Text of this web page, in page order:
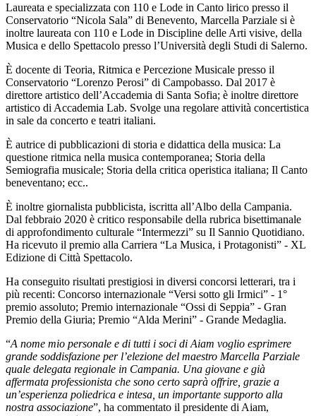
Laureata e specializzata con 110 e Lode in Canto lirico presso il
Conservatorio “Nicola Sala” di Benevento, Marcella Parziale si è
inoltre laureata con 110 e Lode in Discipline delle Arti visive, della
Musica e dello Spettacolo presso l’Università degli Studi di Salerno.
È docente di Teoria, Ritmica e Percezione Musicale presso il
Conservatorio “Lorenzo Perosi” di Campobasso. Dal 2017 è
direttore artistico dell’Accademia di Santa Sofia; è inoltre direttore
artistico di Accademia Lab. Svolge una regolare attività concertistica
in sale da concerto e teatri italiani.
È autrice di pubblicazioni di storia e didattica della musica: La
questione ritmica nella musica contemporanea; Storia della
Semiografia musicale; Storia della critica operistica italiana; Il Canto
beneventano; ecc..
È inoltre giornalista pubblicista, iscritta all’Albo della Campania.
Dal febbraio 2020 è critico responsabile della rubrica bisettimanale
di approfondimento culturale “Intermezzi” su Il Sannio Quotidiano.
Ha ricevuto il premio alla Carriera “La Musica, i Protagonisti” - XL
Edizione di Città Spettacolo.
Ha conseguito risultati prestigiosi in diversi concorsi letterari, tra i
più recenti: Concorso internazionale “Versi sotto gli Irmici” - 1°
premio assoluto; Premio internazionale “Ossi di Seppia” - Gran
Premio della Giuria; Premio “Alda Merini” - Grande Medaglia.
“A nome mio personale e di tutti i soci di Aiam voglio esprimere
grande soddisfazione per l’elezione del maestro Marcella Parziale
quale delegata regionale in Campania. Una giovane e già
affermata professionista che sono certo saprà offrire, grazie a
un’esperienza poliedrica e intesa, un importante supporto alla
nostra associazione”, ha commentato il presidente di Aiam,